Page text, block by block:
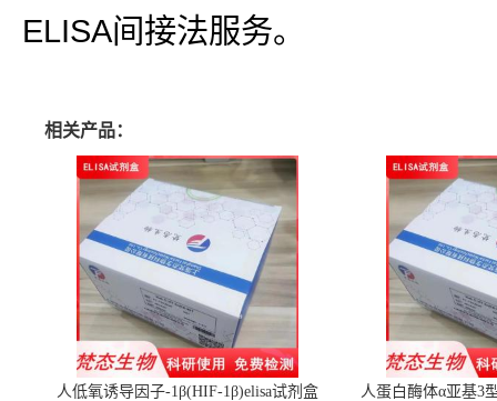
ELISA间接法服务。
相关产品：
人低氧诱导因子-1β(HIF-1β)elisa试剂盒 人蛋白酶体α亚基3